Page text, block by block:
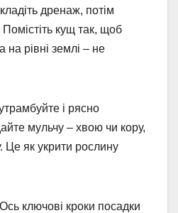
дренаж, потім
Помістіть кущ так, щоб
рівні землі – не
і рясно
мульчу – хвою чи кору,
Це як укрити рослину
ключові кроки посадки